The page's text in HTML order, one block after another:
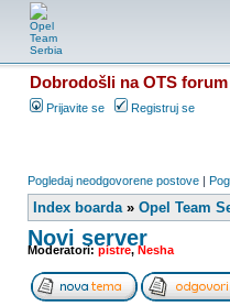
Dobrodošli na OTS forum
Prijavite se Registruj se
Pogledaj neodgovorene postove |
Index boarda» Opel Team
Novi server
Moderatori:pistre,Nesha